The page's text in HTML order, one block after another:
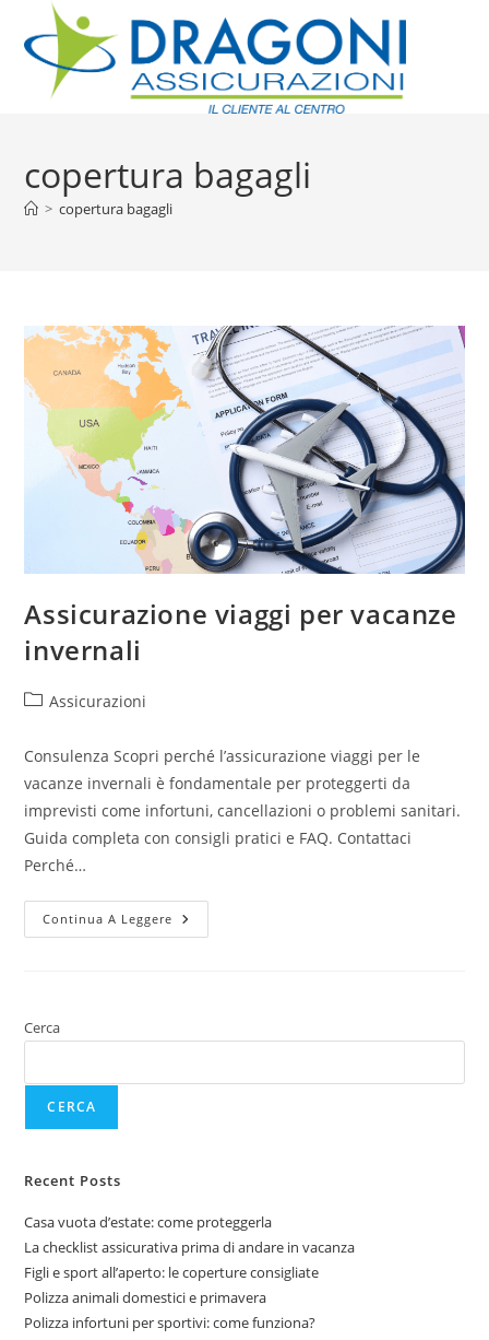
copertura bagagli
> copertura bagagli
Assicurazione viaggi per vacanze
invernali
Assicurazioni
Consulenza Scopri perché l’assicurazione viaggi per le
vacanze invernali è fondamentale per proteggerti da
imprevisti come infortuni, cancellazioni o problemi sanitari.
Guida completa con consigli pratici e FAQ. Contattaci
Perché…
Continua A Leggere
Cerca
CERCA
Recent Posts
Casa vuota d’estate: come proteggerla
La checklist assicurativa prima di andare in vacanza
Figli e sport all’aperto: le coperture consigliate
Polizza animali domestici e primavera
Polizza infortuni per sportivi: come funziona?